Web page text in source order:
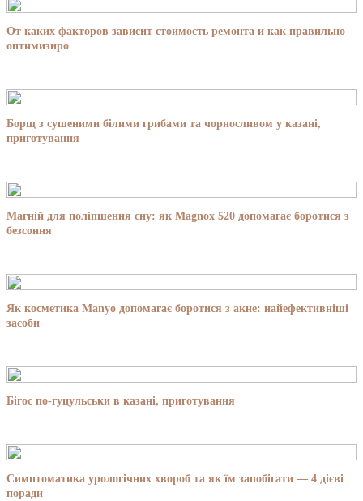
От каких факторов зависит стоимость ремонта и как правильно
оптимизиро
Борщ з сушеними білими грибами та чорносливом у казані,
приготування
Магній для поліпшення сну: як Magnox 520 допомагає боротися з
безсоння
Як косметика Manyo допомагає боротися з акне: найефективніші
засоби
Бігос по-гуцульськи в казані, приготування
Симптоматика урологічних хвороб та як їм запобігати — 4 дієві
поради